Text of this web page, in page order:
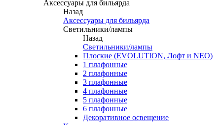
Аксессуары для бильярда
Назад
Аксессуары для бильярда
Светильники/лампы
Назад
Светильники/лампы
Плоские (EVOLUTION, Лофт и NEO)
1 плафонные
2 плафонные
3 плафонные
4 плафонные
5 плафонные
6 плафонные
Декоративное освещение